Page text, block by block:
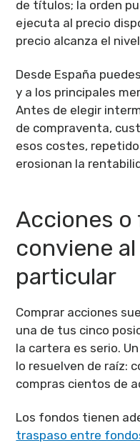
de títulos; la orden
ejecuta al precio
precio alcanza el
Desde España
y a los principales
Antes de elegir
de compraventa,
esos costes,
erosionan la
Acciones o
conviene
particular
Comprar acciones
una de tus cinco
la cartera es serio. Un
lo resuelven de raíz:
compras cientos de
Los fondos tienen
traspaso entre